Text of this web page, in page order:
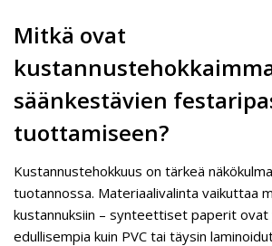
Mitkä ovat
säänkestävien
tuottamiseen?
Kustannustehokkuus on tärkeä
tuotannossa. Materiaalivalinta vaikuttaa
kustannuksiin – synteettiset paperit ovat
edullisempia kuin PVC tai täysin